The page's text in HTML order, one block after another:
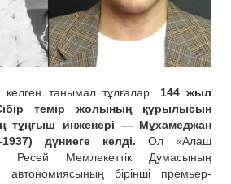
танымал тұлғалар. 144 жыл
темір жолының құрылысын
тұңғыш инженері — Мұхамеджан
дүниеге келді. Ол «Алаш
Ресей Мемлекеттік Думасының
автономиясының бірінші премьер-